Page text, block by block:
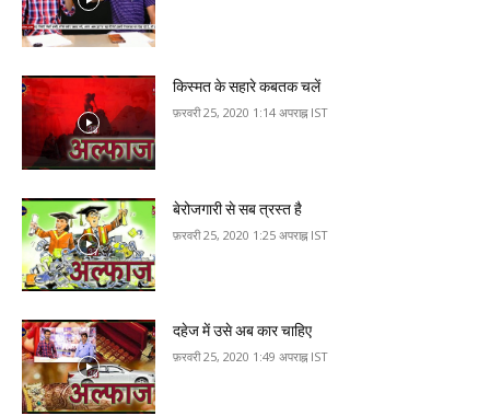
किस्मत के सहारे कबतक चलें
फ़रवरी 25, 2020 1:14 अपराह्न IST
बेरोजगारी से सब त्रस्त है
फ़रवरी 25, 2020 1:25 अपराह्न IST
दहेज में उसे अब कार चाहिए
फ़रवरी 25, 2020 1:49 अपराह्न IST